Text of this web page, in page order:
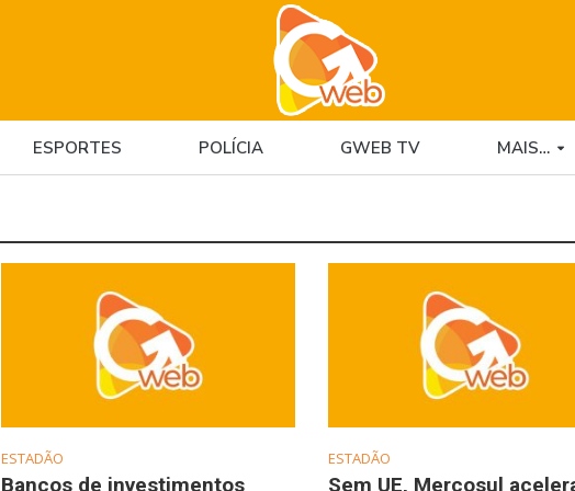
ESPORTES POLÍCIA GWEB TV MAIS…
ESTADÃO
Bancos de investimentos
ESTADÃO
Sem UE, Mercosul